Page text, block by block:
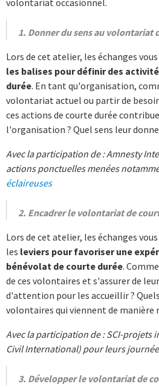
1. Donner du sens au volontariat
Lors de cet atelier, les échanges
les balises pour définir des
durée. En tant qu'organisation,
volontariat actuel ou partir de
ces actions de courte durée
l'organisation ? Quel sens leur
Avec la participation de : Amnesty
actions ponctuelles menées
éclaireuses
2. Encadrer le volontariat de
Lors de cet atelier, les échanges
les leviers pour favoriser une
bénévolat de courte durée.
de ces volontaires et s'assurer de
d'attention pour les accueillir ?
volontaires qui viennent de manière
Avec la participation de : SCI-projets
Civil International) pour leurs
3. Développer le volontariat de